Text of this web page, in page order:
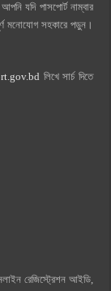
যদি পাসপোর্ট নাম্বার
মনোযোগ সহকারে পড়ুন।
লিখে সার্চ দিতে
রেজিস্ট্রেশন আইডি,